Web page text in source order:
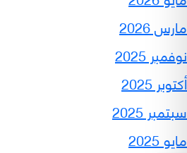
مارس 2026
نوفمبر 2025
أكتوبر 2025
سبتمبر 2025
مايو 2025